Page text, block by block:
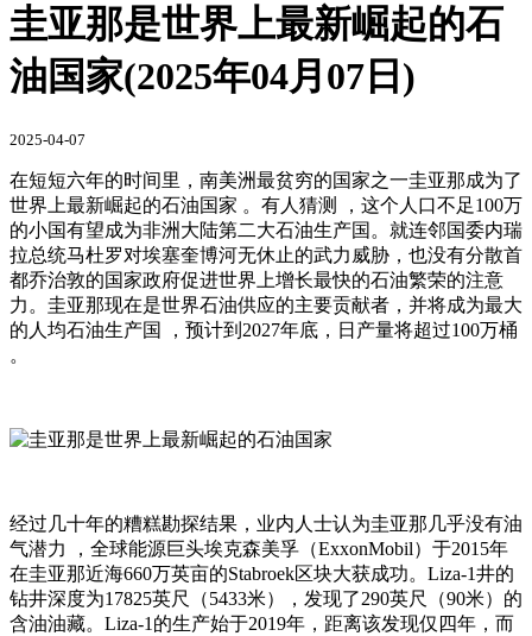
圭亚那是世界上最新崛起的石
油国家(2025年04月07日)
2025-04-07
在短短六年的时间里，南美洲最贫穷的国家之一圭亚那成为了
世界上最新崛起的石油国家 。有人猜测 ，这个人口不足100万
的小国有望成为非洲大陆第二大石油生产国。就连邻国委内瑞
拉总统马杜罗对埃塞奎博河无休止的武力威胁，也没有分散首
都乔治敦的国家政府促进世界上增长最快的石油繁荣的注意
力。圭亚那现在是世界石油供应的主要贡献者，并将成为最大
的人均石油生产国 ，预计到2027年底，日产量将超过100万桶
。
经过几十年的糟糕勘探结果，业内人士认为圭亚那几乎没有油
气潜力 ，全球能源巨头埃克森美孚（ExxonMobil）于2015年
在圭亚那近海660万英亩的Stabroek区块大获成功。Liza-1井的
钻井深度为17825英尺（5433米） ，发现了290英尺（90米）的
含油油藏。Liza-1的生产始于2019年，距离该发现仅四年，而